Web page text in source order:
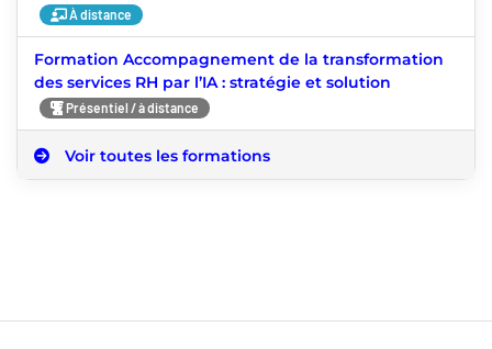
À distance
Formation Accompagnement de la transformation
des services RH par l’IA : stratégie et solution
Présentiel / à distance
Voir toutes les formations